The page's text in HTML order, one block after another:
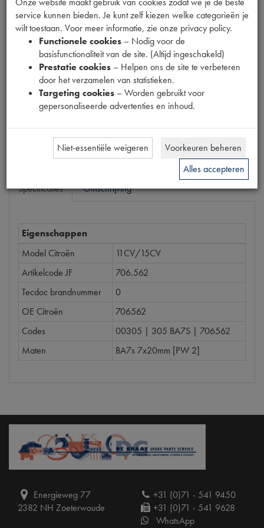
Productnummer
6880123
EAN code
5412096294082
1,74 (€ 1,44 excl. btw)
Bestel
Specificaties Omschrijving
Eigenschappen
Model Citroën
11CV/15CV
Artikelcode JF
706.562
Tecdoc brandnummer
0
OE Citroën
706562
Codes
00305 | 305 BA7S | 706562
Maten
BA7s 7x20mm [PW 2]
Energieweg 77
2382 NH Zoeterwoude
+31 (0)71 - 541 9450
+31 (0)71 - 541 9628
WhatsApp
service kunnen bieden. Je kunt zelf kiezen welke categorieën je
wilt toestaan. Voor meer informatie, zie onze privacy policy.
Functionele cookies – Nodig voor de
basisfunctionaliteit van de site. (Altijd ingeschakeld)
Prestatie cookies – Helpen ons de site te verbeteren
door het verzamelen van statistieken.
Targeting cookies – Worden gebruikt voor
gepersonaliseerde advertenties en inhoud.
Niet-essentiële weigeren
Voorkeuren beheren
Alles accepteren